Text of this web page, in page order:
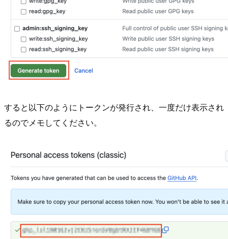
すると以下のようにトークンが発行され、一度だけ表示され
るのでメモしてください。